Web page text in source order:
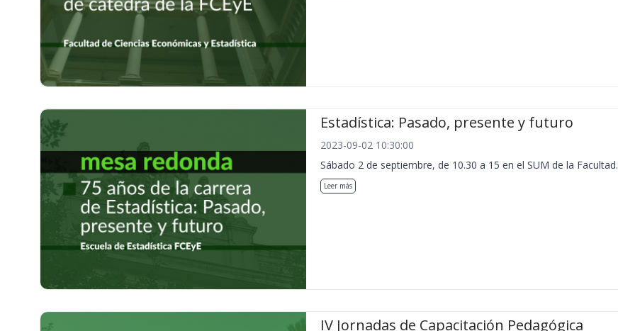
Estadística: Pasado, presente y futuro
2023-09-02 10:30:00
Sábado 2 de septiembre, de 10.30 a 15 en el SUM de la Facultad.
Leer más
IV Jornadas de Capacitación Pedagógica